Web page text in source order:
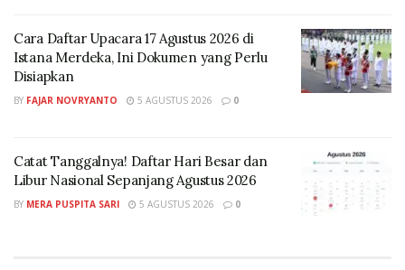
lebih bersih dan berkelanjutan untuk masyarakat,”
jelas Direktur Utama PGN Arief S. Handoko.
Pertama adalah perluasan jargas sebagai titik awal
menurunkan emisi karbon setara dengan 398 ribu ton
CO₂ pada tahun 2034.
Cara Daftar Upacara 17 Agustus 2026 di
Istana Merdeka, Ini Dokumen yang Perlu
Disiapkan
BY FAJAR NOVRYANTO 5 AGUSTUS 2026 0
Catat Tanggalnya! Daftar Hari Besar dan
Libur Nasional Sepanjang Agustus 2026
BY MERA PUSPITA SARI 5 AGUSTUS 2026 0